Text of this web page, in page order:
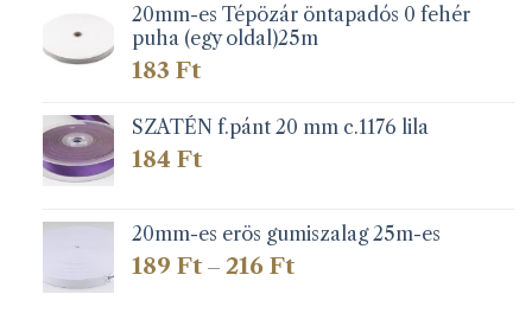
20mm-es Tépözár öntapadós 0 fehér
puha (egy oldal)25m
183 Ft
SZATÉN f.pánt 20 mm c.1176 lila
184 Ft
20mm-es erös gumiszalag 25m-es
189 Ft – 216 FtÁrtartomány: